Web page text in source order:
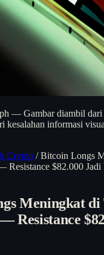
— Gambar diambil dari
kesalahan informasi
Crypto / Bitcoin Longs
Resistance $82.000
Meningkat di
Resistance